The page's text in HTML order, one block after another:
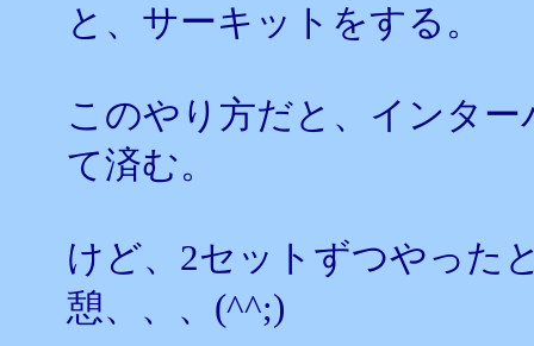
と、サーキットをする。
このやり方だと、インタ
て済む。
けど、2セットずつやった
憩、、、(^^;)